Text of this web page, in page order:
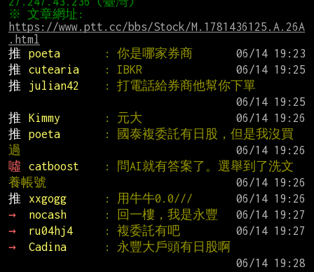
https://www.ptt.cc/bbs/Stock/M.1781436125.A.26A
.html
推
poeta : 你是哪家券商
推
cutearia : IBKR
推
julian42
: 打電話給券商他幫你下單
推
Kimmy : 元大
推
poeta
: 國泰複委託有日股，但是我沒買
過
噓
catboost
: 問AI就有答案了。選舉到了洗文
養帳號
推
xxgogg : 用牛牛0.0///
→
nocash : 回一樓，我是永豐
→
ru04hj4 : 複委託有吧
→
Cadina
: 永豐大戶頭有日股啊